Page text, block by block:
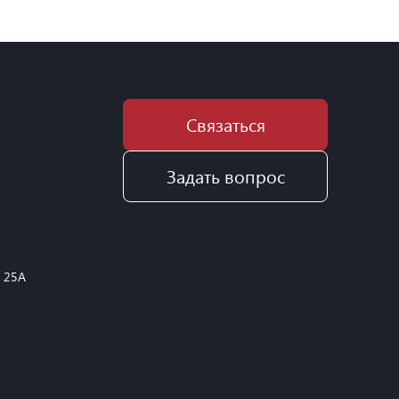
25А
Связаться
Задать вопрос